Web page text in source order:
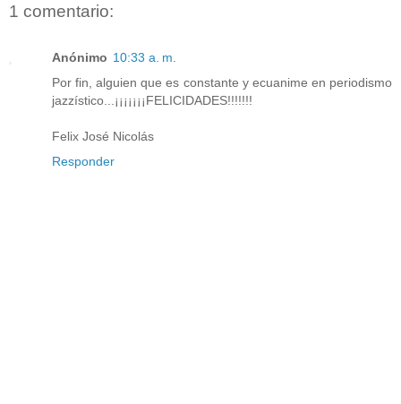
1 comentario:
Anónimo 10:33 a. m.
Por fin, alguien que es constante y ecuanime en periodismo
jazzístico...¡¡¡¡¡¡¡FELICIDADES!!!!!!!
Felix José Nicolás
Responder